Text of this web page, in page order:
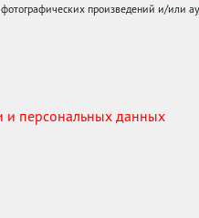
произведений и/или
и персональных данных